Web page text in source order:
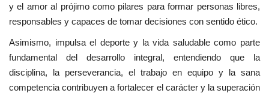
y el amor al prójimo como pilares para formar personas libres,
responsables y capaces de tomar decisiones con sentido ético.
Asimismo, impulsa el deporte y la vida saludable como parte
fundamental del desarrollo integral, entendiendo que la
disciplina, la perseverancia, el trabajo en equipo y la sana
competencia contribuyen a fortalecer el carácter y la superación